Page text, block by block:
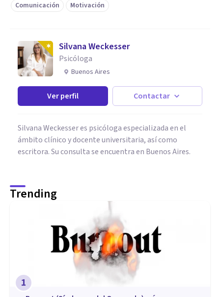
Comunicación
Motivación
Silvana Weckesser
Psicóloga
Buenos Aires
Ver perfil Contactar
Silvana Weckesser es psicóloga especializada en el
ámbito clínico y docente universitaria, así como
escritora. Su consulta se encuentra en Buenos Aires.
Trending
1